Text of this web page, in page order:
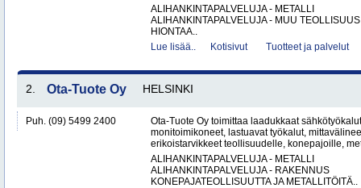
ALIHANKINTAPALVELUJA - METALLI
ALIHANKINTAPALVELUJA - MUU TEOLLISUUS
HIONTAA..
Lue lisää..
Kotisivut Tuotteet ja palvelut
2. Ota-Tuote Oy HELSINKI
Puh. (09) 5499 2400
Ota-Tuote Oy toimittaa laadukkaat
monitoimikoneet, lastuavat työkalut,
erikoistarvikkeet teollisuudelle, konepajoille,
ALIHANKINTAPALVELUJA - METALLI
ALIHANKINTAPALVELUJA - RAKENNUS
KONEPAJATEOLLISUUTTA JA METALLITÖITÄ..